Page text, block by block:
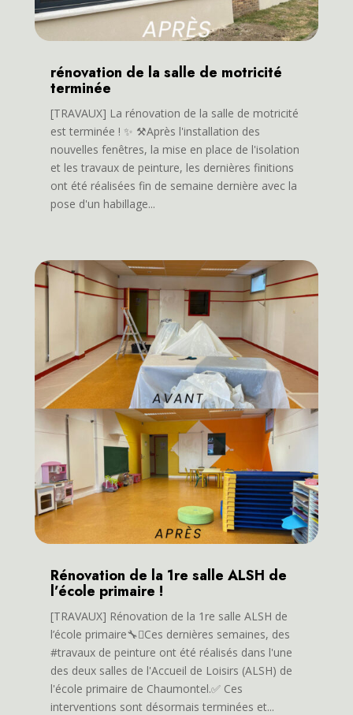
rénovation de la salle de motricité
terminée
[TRAVAUX] La rénovation de la salle de motricité
est terminée ! ✨ ⚒️Après l'installation des
nouvelles fenêtres, la mise en place de l'isolation
et les travaux de peinture, les dernières finitions
ont été réalisées fin de semaine dernière avec la
pose d'un habillage...
Rénovation de la 1re salle ALSH de
l’école primaire !
[TRAVAUX] Rénovation de la 1re salle ALSH de
l’école primaire🔧🫟Ces dernières semaines, des
#travaux de peinture ont été réalisés dans l'une
des deux salles de l'Accueil de Loisirs (ALSH) de
l'école primaire de Chaumontel.✅ Ces
interventions sont désormais terminées et...